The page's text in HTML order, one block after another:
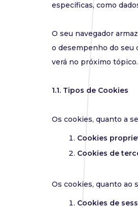
específicas, como
O seu navegador
o desempenho do seu
verá no próximo tópico.
1.1. Tipos de Cookies
Os cookies, quanto a
Cookies
Cookies de
Os cookies, quanto ao
Cookies de